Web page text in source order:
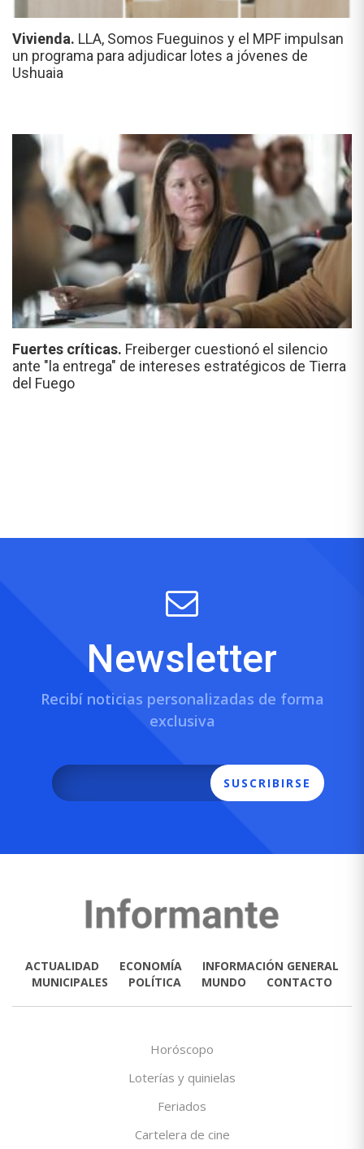
Vivienda. LLA, Somos Fueguinos y el MPF impulsan
un programa para adjudicar lotes a jóvenes de
Ushuaia
Fuertes críticas. Freiberger cuestionó el silencio
ante "la entrega" de intereses estratégicos de Tierra
del Fuego
Newsletter
Recibí noticias personalizadas de forma
exclusiva
SUSCRIBIRSE
ACTUALIDAD ECONOMÍA
INFORMACIÓN GENERAL
MUNICIPALES
POLÍTICA MUNDO CONTACTO
Horóscopo
Loterías y quinielas
Feriados
Cartelera de cine